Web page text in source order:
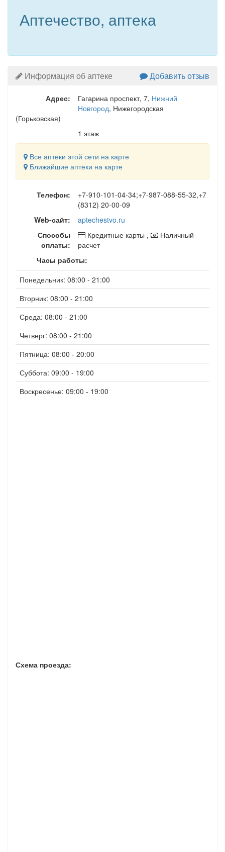
Аптечество, аптека
Информация об аптеке Добавить отзыв
Адрес: Гагарина проспект, 7, Нижний
Новгород, Нижегородская
(Горьковская)
1 этаж
Все аптеки этой сети на карте
Ближайшие аптеки на карте
Телефон:
+7-910-101-04-34;+7-987-088-55-32,+7
(8312) 20-00-09
Web-сайт:
aptechestvo.ru
Способы
оплаты:
Кредитные карты ,
Наличный
расчет
Часы работы:
Понедельник: 08:00 - 21:00
Вторник: 08:00 - 21:00
Среда: 08:00 - 21:00
Четверг: 08:00 - 21:00
Пятница: 08:00 - 20:00
Суббота: 09:00 - 19:00
Воскресенье: 09:00 - 19:00
Схема проезда: